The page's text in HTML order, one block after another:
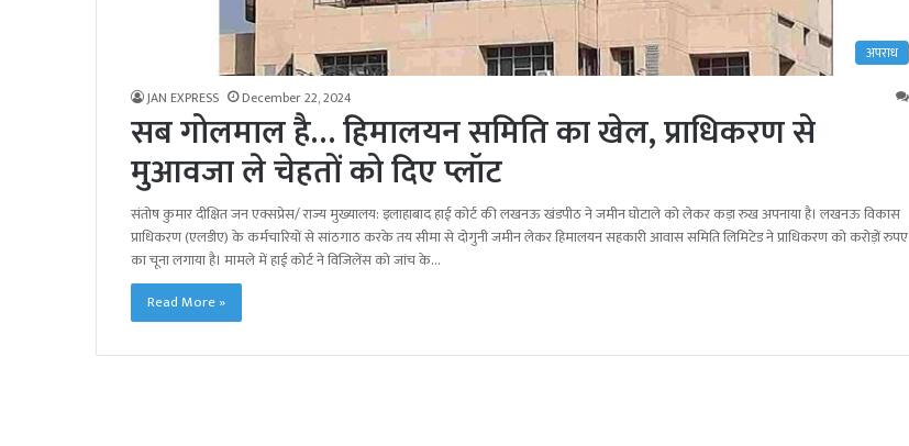
अपराध
JAN EXPRESS December 22, 2024
सब गोलमाल है… हिमालयन समिति का खेल, प्राधिकरण से
मुआवजा ले चेहतों को दिए प्लॉट
संतोष कुमार दीक्षित जन एक्सप्रेस/ राज्य मुख्यालय: इलाहाबाद हाई कोर्ट की लखनऊ खंडपीठ ने जमीन घोटाले को लेकर कड़ा रुख अपनाया है। लखनऊ विकास
प्राधिकरण (एलडीए) के कर्मचारियों से सांठगाठ करके तय सीमा से दोगुनी जमीन लेकर हिमालयन सहकारी आवास समिति लिमिटेड ने प्राधिकरण को करोड़ों रुपए
का चूना लगाया है। मामले में हाई कोर्ट ने विजिलेंस को जांच के…
Read More »